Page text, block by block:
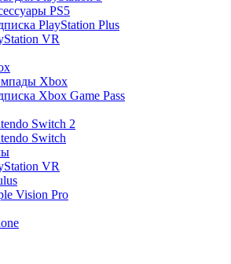
PS5
PlayStation Plus
VR
Xbox
Xbox Game Pass
Switch 2
Switch
VR
Vision Pro